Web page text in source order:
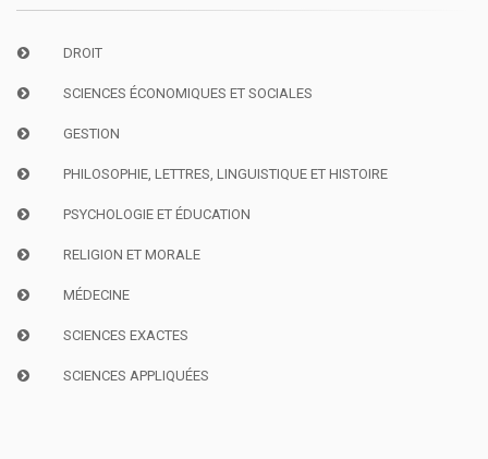
DROIT
SCIENCES ÉCONOMIQUES ET SOCIALES
GESTION
PHILOSOPHIE, LETTRES, LINGUISTIQUE ET HISTOIRE
PSYCHOLOGIE ET ÉDUCATION
RELIGION ET MORALE
MÉDECINE
SCIENCES EXACTES
SCIENCES APPLIQUÉES